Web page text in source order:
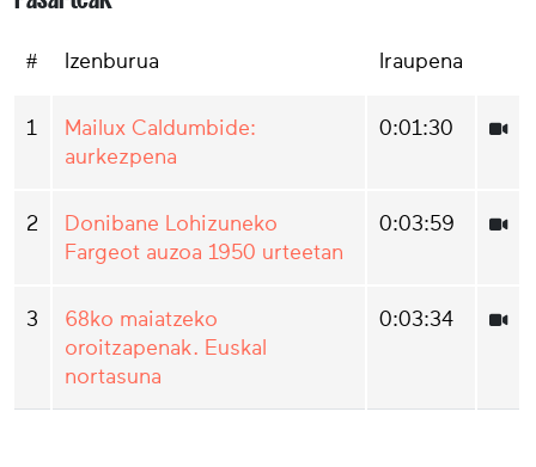
# Izenburua Iraupena
1
Mailux Caldumbide:
aurkezpena
0:01:30
2
Donibane Lohizuneko
Fargeot auzoa 1950 urteetan
0:03:59
3
68ko maiatzeko
oroitzapenak. Euskal
nortasuna
0:03:34